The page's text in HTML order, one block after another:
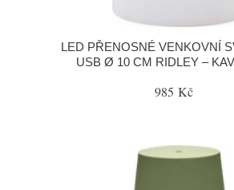
LED PŘENOSNÉ VENKOVNÍ
USB Ø 10 CM RIDLEY –
985 Kč